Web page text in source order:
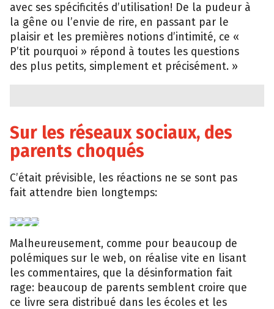
avec ses spécificités d’utilisation! De la pudeur à
la gêne ou l’envie de rire, en passant par le
plaisir et les premières notions d’intimité, ce «
P’tit pourquoi » répond à toutes les questions
des plus petits, simplement et précisément. »
Sur les réseaux sociaux, des
parents choqués
C’était prévisible, les réactions ne se sont pas
fait attendre bien longtemps:
Facebook
Facebook
Facebook
Facebook
Malheureusement, comme pour beaucoup de
polémiques sur le web, on réalise vite en lisant
les commentaires, que la désinformation fait
rage: beaucoup de parents semblent croire que
ce livre sera distribué dans les écoles et les